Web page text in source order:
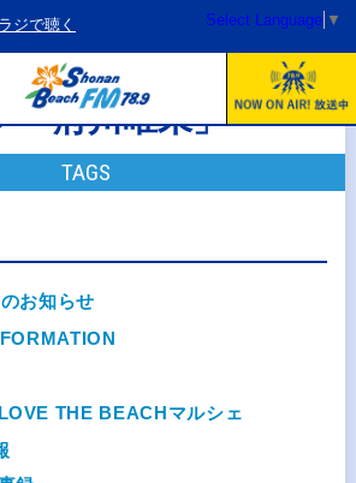
ジで聴く Select Language ▼
「府川唯未」
TAGS
お知らせ
THE BEACHマルシェ